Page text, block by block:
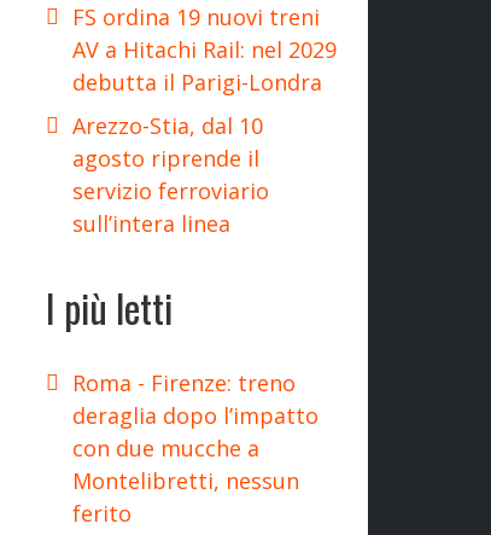
FS ordina 19 nuovi treni
AV a Hitachi Rail: nel 2029
debutta il Parigi-Londra
Arezzo-Stia, dal 10
agosto riprende il
servizio ferroviario
sull’intera linea
I più letti
Roma - Firenze: treno
deraglia dopo l’impatto
con due mucche a
Montelibretti, nessun
ferito